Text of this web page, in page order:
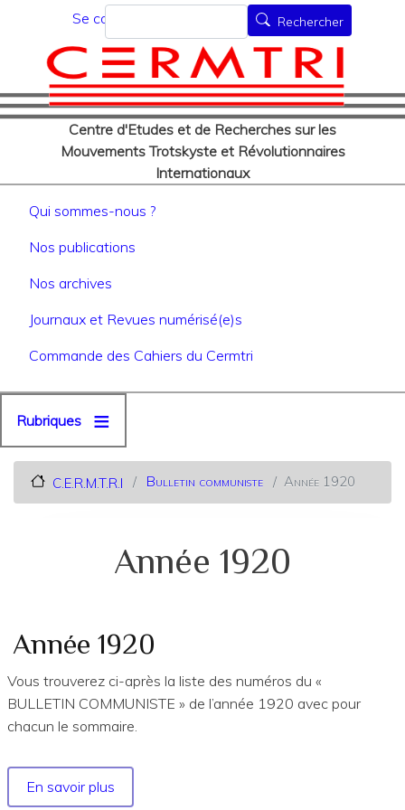
au
contenu
principal
Menu du compte de
Se connecter
Centre d'Etudes et de Recherches sur les
Mouvements Trotskyste et Révolutionnaires
Internationaux
Rechercher Rechercher
Navigation principale
Qui sommes-nous ?
Nos publications
Nos archives
Journaux et Revues numérisé(e)s
Commande des Cahiers du Cermtri
Rubriques
C.E.R.M.T.R.I Bulletin communiste Année 1920
Année 1920
Année 1920
Vous trouverez ci-après la liste des numéros du «
BULLETIN COMMUNISTE » de l’année 1920 avec pour
chacun le sommaire.
En savoir plus